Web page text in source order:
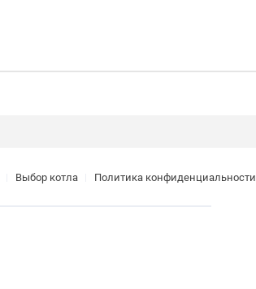
Выбор котла Политика конфиденциальности